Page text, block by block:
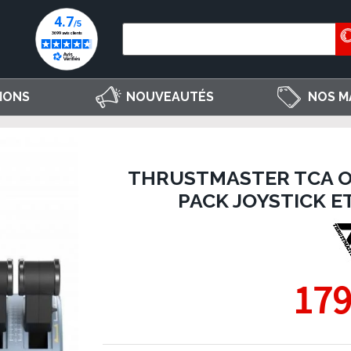
NOUVEAUTÉS NOS
THRUSTMASTER TCA
PACK JOYSTICK